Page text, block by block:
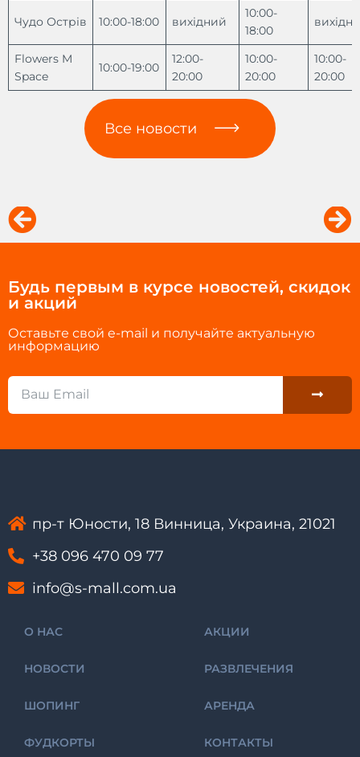
Чудо Острів 10:00-18:00 вихідний
10:00-
18:00
Flowers M
Space
10:00-19:00
12:00-
20:00
10:00-
20:00
10:00-
20:00
Все новости
Prev
Будь первым в курсе новостей, скидок
и акций
Оставьте свой e-mail и получайте актуальную
информацию
Email Submit
пр-т Юности, 18 Винница, Украина, 21021
+38 096 470 09 77
info@s-mall.com.ua
О НАС
НОВОСТИ
ШОПИНГ
ФУДКОРТЫ
АКЦИИ
РАЗВЛЕЧЕНИЯ
АРЕНДА
КОНТАКТЫ